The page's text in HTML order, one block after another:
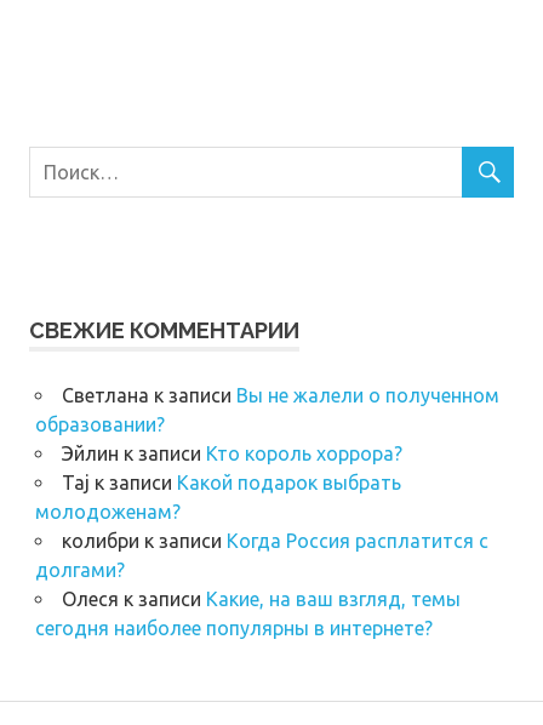
СВЕЖИЕ КОММЕНТАРИИ
Светлана к записи Вы не жалели о полученном
образовании?
Эйлин к записи Кто король хоррора?
Taj к записи Какой подарок выбрать
молодоженам?
колибри к записи Когда Россия расплатится с
долгами?
Олеся к записи Какие, на ваш взгляд, темы
сегодня наиболее популярны в интернете?